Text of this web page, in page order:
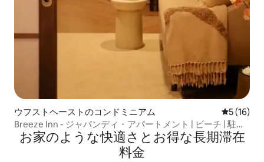
ウフストヘーストのコンドミニアム レビュー
5 (16)
Breeze Inn - ジャパンディ・アパートメント | ビーチ | 駐車
場
お家のような快⁠適⁠さ⁠とお⁠得⁠な長⁠期⁠滞⁠在
料⁠金